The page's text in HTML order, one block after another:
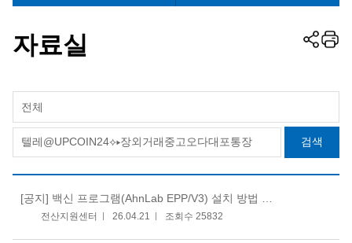
자료실
전체
검색
[공지] 백신 프로그램(AhnLab EPP/V3) 설치 방법 안내
전산지원센터 26.04.21 조회수 25832